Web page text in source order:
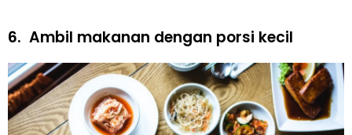
6. Ambil makanan dengan porsi kecil